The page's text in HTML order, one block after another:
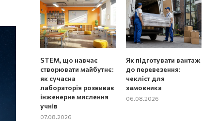
STEM, що навчає
створювати майбутнє:
як сучасна
лабораторія розвиває
інженерне мислення
учнів
07.08.2026
Як підготувати вантаж
до перевезення:
чекліст для
замовника
06.08.2026